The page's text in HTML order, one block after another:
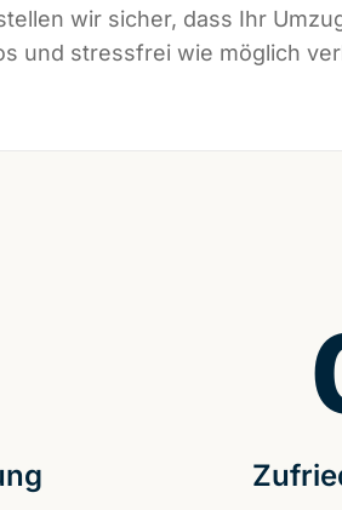
wir sicher, dass Ihr
und stressfrei wie möglich